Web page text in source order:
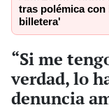
tras polémica
billetera'
“Si me
verdad, lo
denuncia